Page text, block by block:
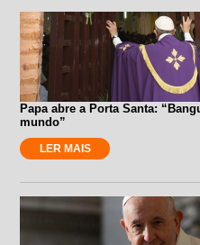
Papa abre a Porta Santa:
mundo”
LER MAIS